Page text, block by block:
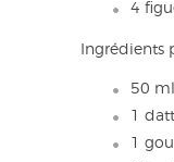
4
Ingrédients
50
1
1